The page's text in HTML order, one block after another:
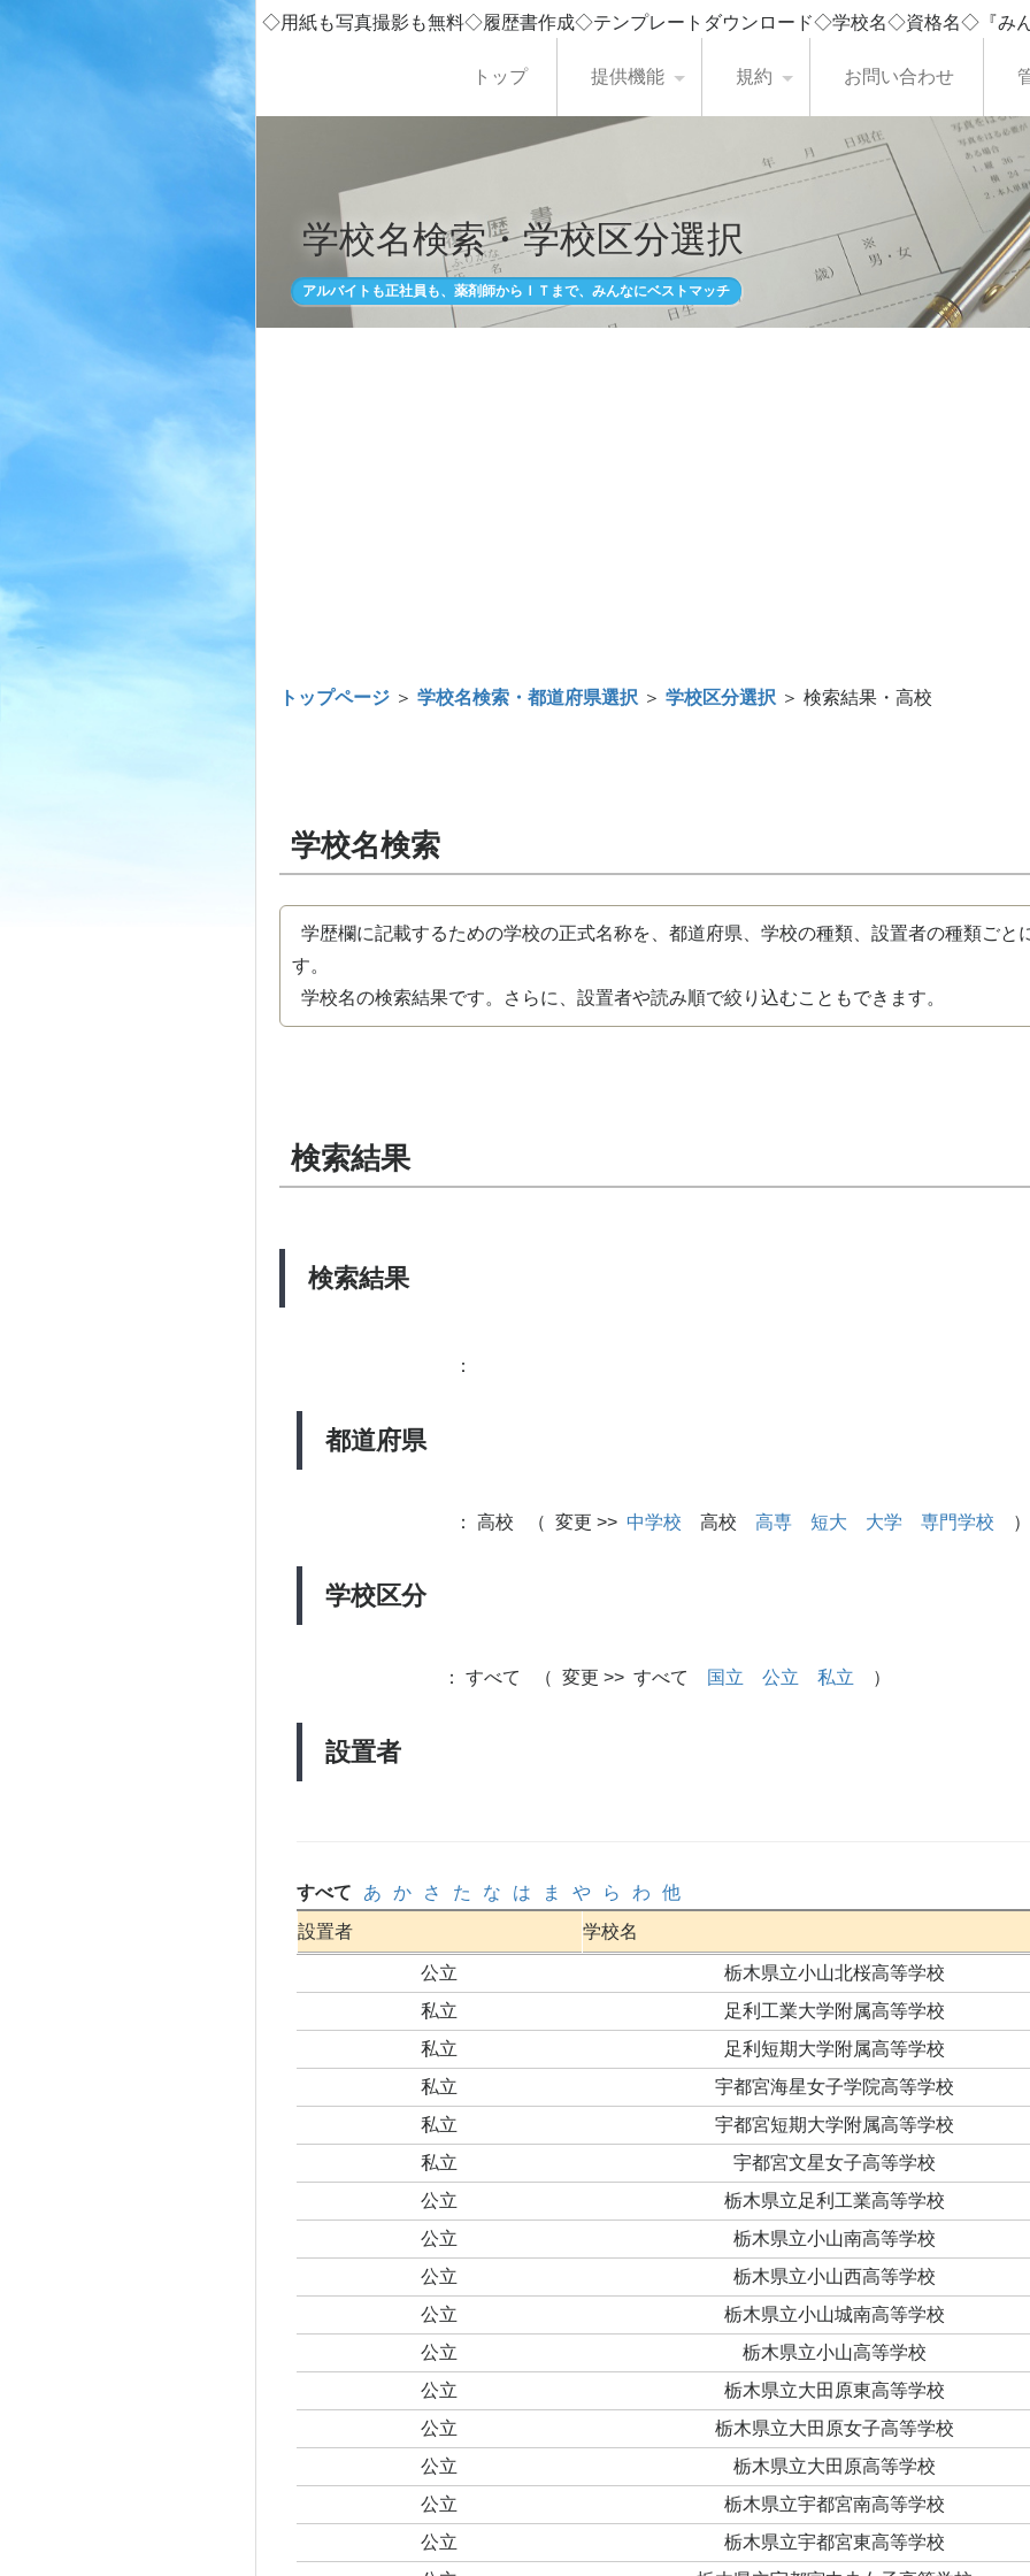
◇用紙も写真撮影も無料◇履歴書作成◇テンプレートダウンロード◇学校名◇資格名◇『み
トップ 提供機能 規約 お問い合わせ
学校名検索・学校区分選択
アルバイトも正社員も、薬剤師からＩＴまで、みんなにベストマッチ
トップページ ＞ 学校名検索・都道府県選択 ＞ 学校区分選択 ＞ 検索結果・高校
学校名検索
学歴欄に記載するための学校の正式名称を、都道府県、学校の種類、設置者の種類ごと
す。
学校名の検索結果です。さらに、設置者や読み順で絞り込むこともできます。
検索結果
検索結果
都道府県
：
学校区分
： 高校 （ 変更 >> 中学校 高校 高専 短大 大学 専門学校 ）
設置者
： すべて （ 変更 >> すべて 国立 公立 私立 ）
すべて あ か さ た な は ま や ら わ
他
設置者
学校名
公立
栃木県立小山北桜高等学校
私立
足利工業大学附属高等学校
私立
足利短期大学附属高等学校
私立
宇都宮海星女子学院高等学校
私立
宇都宮短期大学附属高等学校
私立
宇都宮文星女子高等学校
公立
栃木県立足利工業高等学校
公立
栃木県立小山南高等学校
公立
栃木県立小山西高等学校
公立
栃木県立小山城南高等学校
公立
栃木県立小山高等学校
公立
栃木県立大田原東高等学校
公立
栃木県立大田原女子高等学校
公立
栃木県立大田原高等学校
公立
栃木県立宇都宮南高等学校
公立
栃木県立宇都宮東高等学校